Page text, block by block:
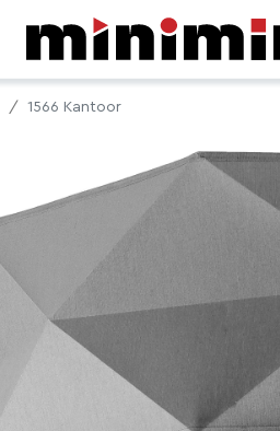
1566 Kantoor